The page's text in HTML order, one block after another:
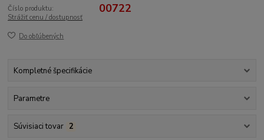
Číslo produktu: 00722
Strážiť cenu / dostupnosť
Do obľúbených
Kompletné špecifikácie
Parametre
Súvisiaci tovar 2